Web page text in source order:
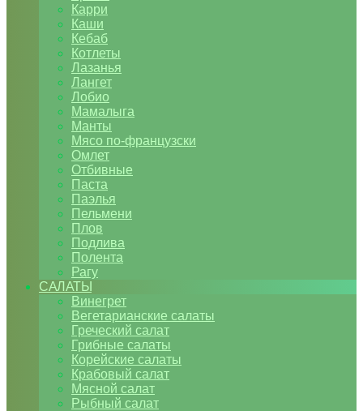
Карри
Каши
Кебаб
Котлеты
Лазанья
Лангет
Лобио
Мамалыга
Манты
Мясо по-французски
Омлет
Отбивные
Паста
Паэлья
Пельмени
Плов
Подлива
Полента
Рагу
САЛАТЫ
Винегрет
Вегетарианские салаты
Греческий салат
Грибные салаты
Корейские салаты
Крабовый салат
Мясной салат
Рыбный салат